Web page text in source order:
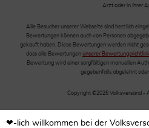
Arzt oder in Ihrer
Alle Besucher unserer Webseite sind herzlich
Bewertungen können auch von Personen
gekauft haben. Diese Bewertungen werden nicht
dass alle Bewertungen unserer
Bewertung wird einer sorgfältigen manuellen
gegebenfalls abgelehnt
Copyright ©2026 Volksversand -
❤-lich willkommen bei der